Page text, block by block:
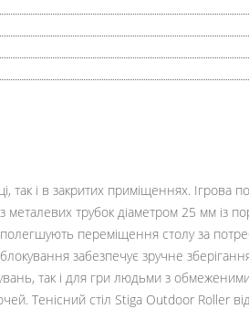
так і в закритих приміщеннях. Ігрова
трубок діаметром 25 мм із
переміщення столу за
забезпечує зручне
так і для гри людьми з
Тенісний стіл Stiga Outdoor Roller